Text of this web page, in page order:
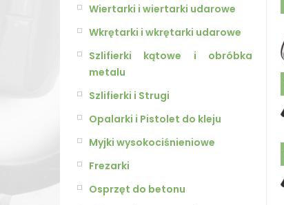
Wiertarki i wiertarki udarowe
Wkrętarki i wkrętarki udarowe
Szlifierki kątowe i obróbka
metalu
Szlifierki i Strugi
Opalarki i Pistolet do kleju
Myjki wysokociśnieniowe
Frezarki
Osprzęt do betonu